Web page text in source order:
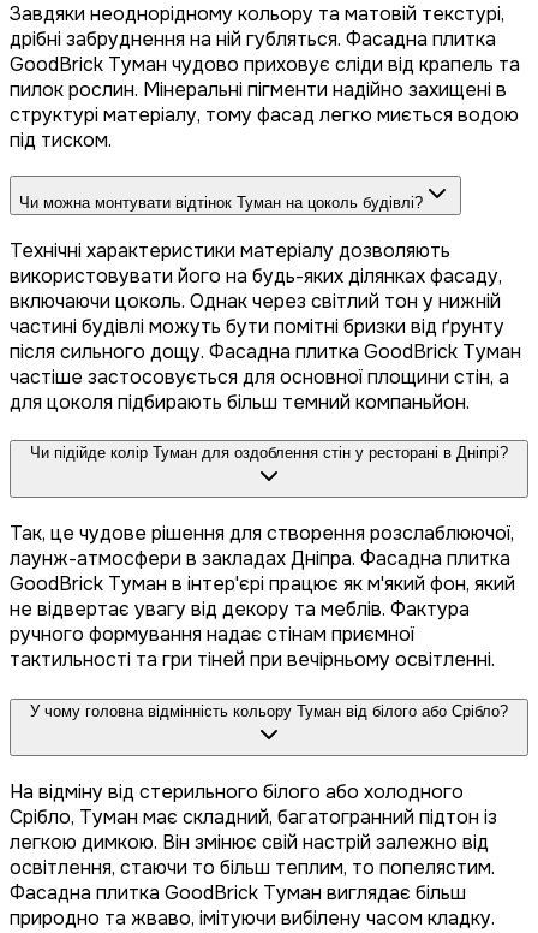
Завдяки неоднорідному кольору та матовій текстурі,
дрібні забруднення на ній губляться. Фасадна плитка
GoodBrick Туман чудово приховує сліди від крапель та
пилок рослин. Мінеральні пігменти надійно захищені в
структурі матеріалу, тому фасад легко миється водою
під тиском.
Чи можна монтувати відтінок Туман на цоколь будівлі?
Технічні характеристики матеріалу дозволяють
використовувати його на будь-яких ділянках фасаду,
включаючи цоколь. Однак через світлий тон у нижній
частині будівлі можуть бути помітні бризки від ґрунту
після сильного дощу. Фасадна плитка GoodBrick Туман
частіше застосовується для основної площини стін, а
для цоколя підбирають більш темний компаньйон.
Чи підійде колір Туман для оздоблення стін у ресторані в Дніпрі?
Так, це чудове рішення для створення розслаблюючої,
лаунж-атмосфери в закладах Дніпра. Фасадна плитка
GoodBrick Туман в інтер'єрі працює як м'який фон, який
не відвертає увагу від декору та меблів. Фактура
ручного формування надає стінам приємної
тактильності та гри тіней при вечірньому освітленні.
У чому головна відмінність кольору Туман від білого або Срібло?
На відміну від стерильного білого або холодного
Срібло, Туман має складний, багатогранний підтон із
легкою димкою. Він змінює свій настрій залежно від
освітлення, стаючи то більш теплим, то попелястим.
Фасадна плитка GoodBrick Туман виглядає більш
природно та жваво, імітуючи вибілену часом кладку.